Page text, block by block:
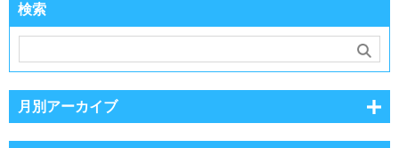
検索
月別アーカイブ